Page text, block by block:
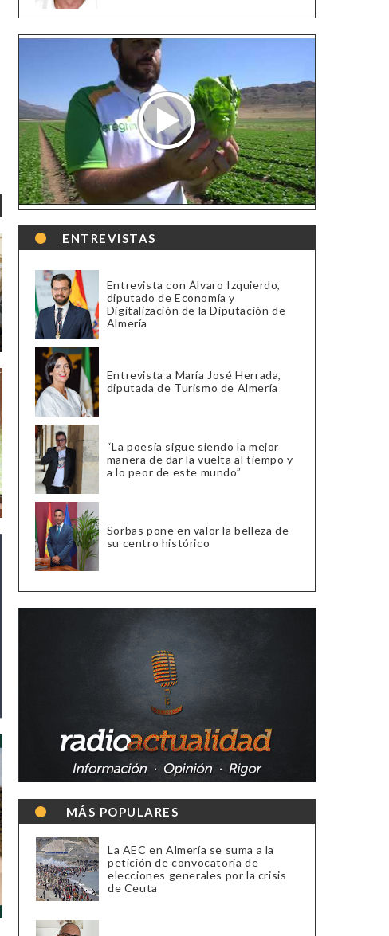
ENTREVISTAS
Entrevista con Álvaro Izquierdo,
diputado de Economía y
Digitalización de la Diputación de
Almería
Entrevista a María José Herrada,
diputada de Turismo de Almería
“La poesía sigue siendo la mejor
manera de dar la vuelta al tiempo y
a lo peor de este mundo”
Sorbas pone en valor la belleza de
su centro histórico
MÁS POPULARES
La AEC en Almería se suma a la
petición de convocatoria de
elecciones generales por la crisis
de Ceuta